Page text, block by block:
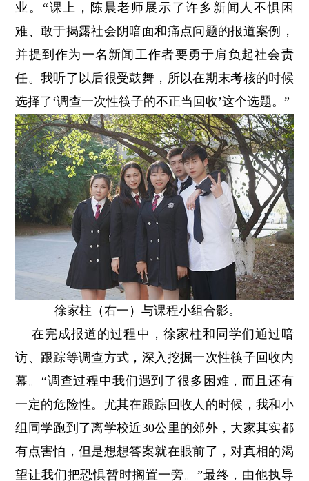
业。“课上，陈晨老师展示了许多新闻人不惧困
难、敢于揭露社会阴暗面和痛点问题的报道案例，
并提到作为一名新闻工作者要勇于肩负起社会责
任。我听了以后很受鼓舞，所以在期末考核的时候
选择了‘调查一次性筷子的不正当回收’这个选题。”
徐家柱（右一）与课程小组合影。
在完成报道的过程中，徐家柱和同学们通过暗
访、跟踪等调查方式，深入挖掘一次性筷子回收内
幕。“调查过程中我们遇到了很多困难，而且还有
一定的危险性。尤其在跟踪回收人的时候，我和小
组同学跑到了离学校近30公里的郊外，大家其实都
有点害怕，但是想想答案就在眼前了，对真相的渴
望让我们把恐惧暂时搁置一旁。”最终，由他执导